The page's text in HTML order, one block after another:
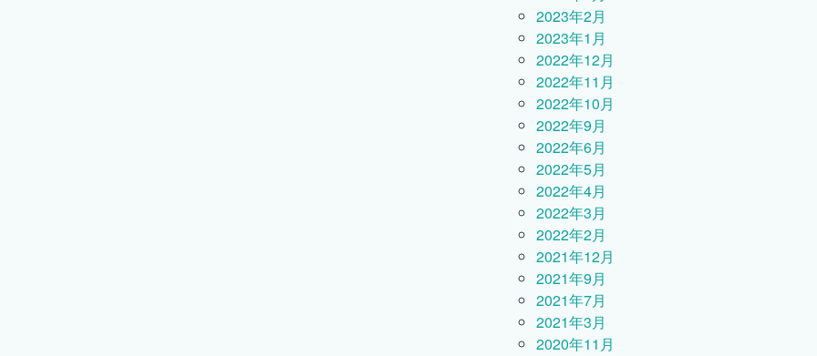
2023年2月
2023年1月
2022年12月
2022年11月
2022年10月
2022年9月
2022年6月
2022年5月
2022年4月
2022年3月
2022年2月
2021年12月
2021年9月
2021年7月
2021年3月
2020年11月